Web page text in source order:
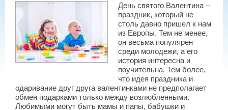
День святого Валентина –
праздник, который не
столь давно пришел к нам
из Европы. Тем не менее,
он весьма популярен
среди молодежи, а его
история интересна и
поучительна. Тем более,
что идея праздника и
одаривание друг друга валентинками не предполагает
обмен подарками только между возлюбленными.
Любимыми могут быть мамы и папы, бабушки и